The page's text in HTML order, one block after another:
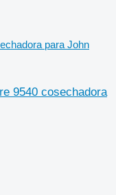
para John
9540 cosechadora